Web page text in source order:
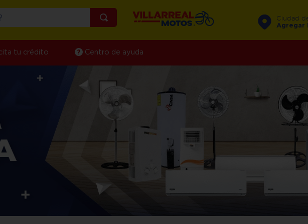
Ciudad
Agregar
tu crédito Centro de ayuda